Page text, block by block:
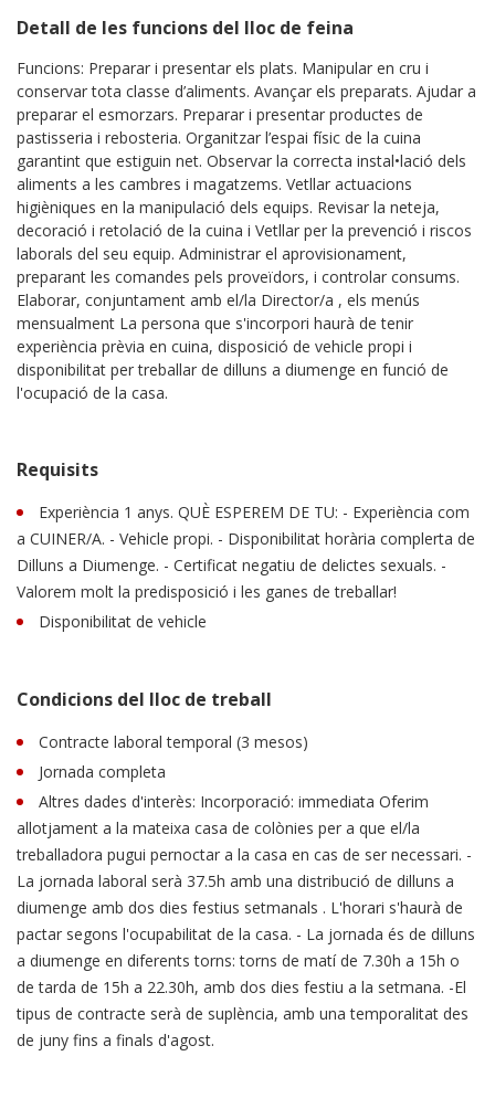
Detall de les funcions del lloc de feina
Funcions: Preparar i presentar els plats. Manipular en cru i
conservar tota classe d’aliments. Avançar els preparats. Ajudar a
preparar el esmorzars. Preparar i presentar productes de
pastisseria i rebosteria. Organitzar l’espai físic de la cuina
garantint que estiguin net. Observar la correcta instal•lació dels
aliments a les cambres i magatzems. Vetllar actuacions
higièniques en la manipulació dels equips. Revisar la neteja,
decoració i retolació de la cuina i Vetllar per la prevenció i riscos
laborals del seu equip. Administrar el aprovisionament,
preparant les comandes pels proveïdors, i controlar consums.
Elaborar, conjuntament amb el/la Director/a , els menús
mensualment La persona que s'incorpori haurà de tenir
experiència prèvia en cuina, disposició de vehicle propi i
disponibilitat per treballar de dilluns a diumenge en funció de
l'ocupació de la casa.
Requisits
Experiència 1 anys. QUÈ ESPEREM DE TU: - Experiència com
a CUINER/A. - Vehicle propi. - Disponibilitat horària complerta de
Dilluns a Diumenge. - Certificat negatiu de delictes sexuals. -
Valorem molt la predisposició i les ganes de treballar!
Disponibilitat de vehicle
Condicions del lloc de treball
Contracte laboral temporal (3 mesos)
Jornada completa
Altres dades d'interès: Incorporació: immediata Oferim
allotjament a la mateixa casa de colònies per a que el/la
treballadora pugui pernoctar a la casa en cas de ser necessari. -
La jornada laboral serà 37.5h amb una distribució de dilluns a
diumenge amb dos dies festius setmanals . L'horari s'haurà de
pactar segons l'ocupabilitat de la casa. - La jornada és de dilluns
a diumenge en diferents torns: torns de matí de 7.30h a 15h o
de tarda de 15h a 22.30h, amb dos dies festiu a la setmana. -El
tipus de contracte serà de suplència, amb una temporalitat des
de juny fins a finals d'agost.